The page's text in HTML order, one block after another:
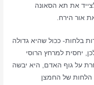
את תא הסאונה
אור הירח.
בלחות- ככול שהיא גדולה
יחסית למרחץ הרוסי
על גוף האדם, היא יבשה
יותר. הטמפרטורה נמצאת בין 70-110 C הלחות של החמצן